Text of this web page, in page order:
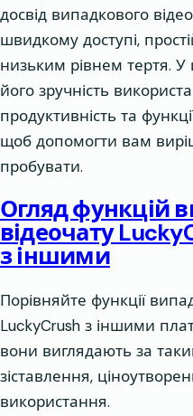
досвід випадкового
швидкому доступі,
низьким рівнем тертя. У
його зручність
продуктивність та
щоб допомогти вам
пробувати.
Огляд функцій
відеочату
з іншими
Порівняйте функції
LuckyCrush з іншими
вони виглядають за
зіставлення,
використання.